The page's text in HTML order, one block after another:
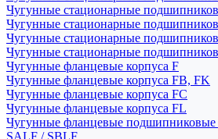
Чугунные стационарные
Чугунные стационарные
Чугунные стационарные
Чугунные стационарные
Чугунные фланцевые корпуса F
Чугунные фланцевые корпуса FB, FK
Чугунные фланцевые корпуса FC
Чугунные фланцевые корпуса FL
Чугунные фланцевые
SALF / SBLF